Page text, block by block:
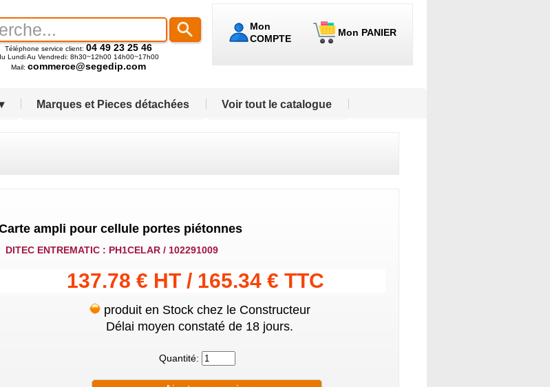
Mon
COMPTE
Mon PANIER
Téléphone service client: 04 49 23 25 46
Lundi Au Vendredi: 8h30~12h00 14h00~17h00
Mail: commerce@segedip.com
Marques et Pieces détachées Voir tout le catalogue
ampli pour cellule portes piétonnes
DITEC ENTREMATIC : PH1CELAR / 102291009
137.78 € HT / 165.34 € TTC
produit en Stock chez le Constructeur
Délai moyen constaté de 18 jours.
Quantité: